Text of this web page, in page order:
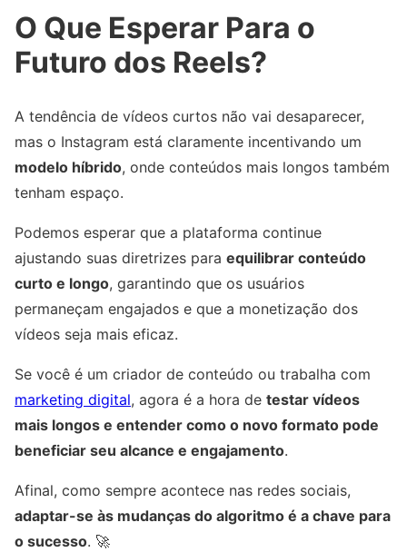
O Que Esperar Para o
Futuro dos Reels?
A tendência de vídeos curtos não vai desaparecer,
mas o Instagram está claramente incentivando um
modelo híbrido, onde conteúdos mais longos também
tenham espaço.
Podemos esperar que a plataforma continue
ajustando suas diretrizes para equilibrar conteúdo
curto e longo, garantindo que os usuários
permaneçam engajados e que a monetização dos
vídeos seja mais eficaz.
Se você é um criador de conteúdo ou trabalha com
marketing digital, agora é a hora de testar vídeos
mais longos e entender como o novo formato pode
beneficiar seu alcance e engajamento.
Afinal, como sempre acontece nas redes sociais,
adaptar-se às mudanças do algoritmo é a chave para
o sucesso. 🚀